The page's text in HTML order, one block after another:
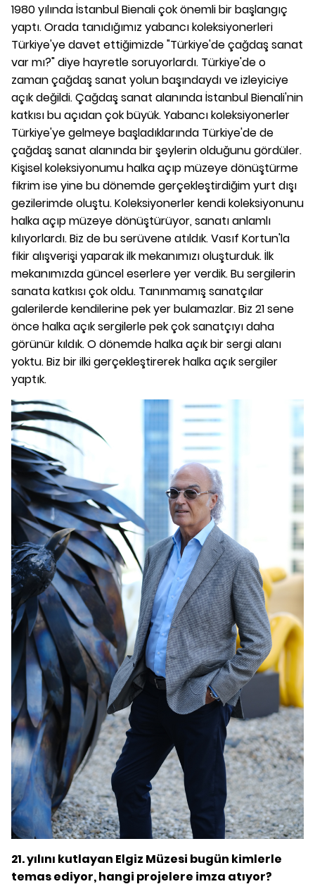
1980 yılında İstanbul Bienali çok önemli bir başlangıç
yaptı. Orada tanıdığımız yabancı koleksiyonerleri
Türkiye'ye davet ettiğimizde "Türkiye'de çağdaş sanat
var mı?" diye hayretle soruyorlardı. Türkiye'de o
zaman çağdaş sanat yolun başındaydı ve izleyiciye
açık değildi. Çağdaş sanat alanında İstanbul Bienali'nin
katkısı bu açıdan çok büyük. Yabancı koleksiyonerler
Türkiye'ye gelmeye başladıklarında Türkiye'de de
çağdaş sanat alanında bir şeylerin olduğunu gördüler.
Kişisel koleksiyonumu halka açıp müzeye dönüştürme
fikrim ise yine bu dönemde gerçekleştirdiğim yurt dışı
gezilerimde oluştu. Koleksiyonerler kendi koleksiyonunu
halka açıp müzeye dönüştürüyor, sanatı anlamlı
kılıyorlardı. Biz de bu serüvene atıldık. Vasıf Kortun'la
fikir alışverişi yaparak ilk mekanımızı oluşturduk. İlk
mekanımızda güncel eserlere yer verdik. Bu sergilerin
sanata katkısı çok oldu. Tanınmamış sanatçılar
galerilerde kendilerine pek yer bulamazlar. Biz 21 sene
önce halka açık sergilerle pek çok sanatçıyı daha
görünür kıldık. O dönemde halka açık bir sergi alanı
yoktu. Biz bir ilki gerçekleştirerek halka açık sergiler
yaptık.
21. yılını kutlayan Elgiz Müzesi bugün kimlerle
temas ediyor, hangi projelere imza atıyor?